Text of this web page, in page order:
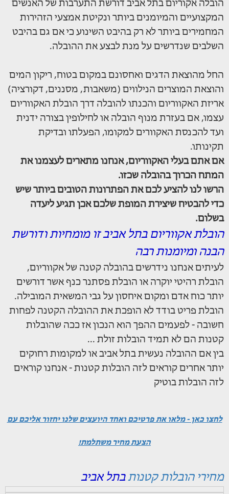
הובלה אקוריום בתל אביב דורשת התערבות של האנשים
המקצועיים והמיומנים ביותר ונקיטת אמצעי הזהירות
המחמירים ביותר לא רק בהיבט השינוע כי אם גם בהיבט
השלבים שנדרשים על מנת לבצע את ההובלה.
החל מהוצאת הדגים ואחסונם במקום בטוח, ריקון המים
והוצאת המוצרים הנילווים (משאבות, מסננים, דקורציה)
אריזת האקווריום והכנתו להובלה דרך הובלת האקווריום
עצמו, אם בעזרת מנוף הובלה או לחילופין בצורה ידנית
ועד להכנסת האקוורים למקומו, הפעלתו ובדיקת
תקינותו.
אם אתם בעלי האקווריום, אנחנו מתארים לעצמנו את
המתח הכרוך בהובלה שכזו.
הרשו לנו להציע לכם את הפתרונות הטובים ביותר שיש
כדי להבטיח שיצירת המופת שלכם אכן תגיע ליעדה
בשלום.
הובלת אקווריום בתל אביב זו מומחיות ודורשת
הבנה ומיומנות רבה
לעיתים אנחנו נידרשים בהובלה קטנה של אקווריום,
הובלת רהיטי יוקרה או הובלת פסתנר כנף אשר דורשים
יותר כוח אדם ומקום איחסון על גבי המשאית המובילה.
הובלת פריט בודד לא הופכת את ההובלה הקטנה לפחות
חשובה - לפעמים ההפך הוא הנכון אז ככה שהובלות
קטנות הם לא תמיד הובלות זולת ...
בין אם ההובלה נעשית בתל אביב או למקומות רחוקים
יותר אחרים קוראים לזה הובלות קטנות - אנחנו קוראים
לזה הובלות בוטיק
לחצו כאן - מלאו את פרטיכם ואחד היועצים שלנו יחזור אליכם עם
הצעת מחיר משתלמת!
מחירי הובלות קטנותבתל אביב